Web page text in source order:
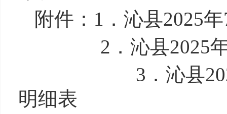
附件：1．沁县2025
2．沁县2025年7
3．沁县2025年
明细表